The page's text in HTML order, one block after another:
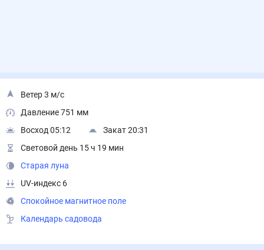
Ветер 3 м/с
Давление 751 мм
Восход 05:12
Закат 20:31
Световой день 15 ч 19 мин
Старая луна
UV-индекс 6
Спокойное магнитное поле
Календарь садовода